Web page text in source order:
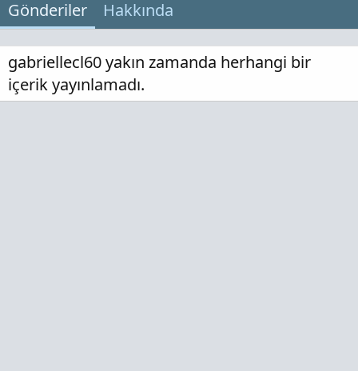
Gönderiler Hakkında
gabriellecl60 yakın zamanda herhangi bir
içerik yayınlamadı.